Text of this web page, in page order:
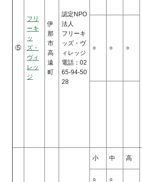
⑤
フリ
ーキ
ッ
ズ・
ヴィ
レッ
ジ
伊
那
市
高
遠
町
認定NPO
法人
フリーキ
ッズ・ヴ
ィレッジ
電話：02
65-94-50
28
○ ○ ○
小 中 高
○ ○